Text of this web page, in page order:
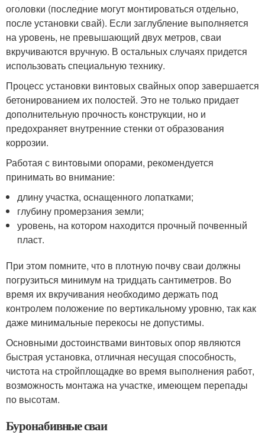
оголовки (последние могут монтироваться отдельно,
после установки свай). Если заглубление выполняется
на уровень, не превышающий двух метров, сваи
вкручиваются вручную. В остальных случаях придется
использовать специальную технику.
Процесс установки винтовых свайных опор завершается
бетонированием их полостей. Это не только придает
дополнительную прочность конструкции, но и
предохраняет внутренние стенки от образования
коррозии.
Работая с винтовыми опорами, рекомендуется
принимать во внимание:
длину участка, оснащенного лопатками;
глубину промерзания земли;
уровень, на котором находится прочный почвенный
пласт.
При этом помните, что в плотную почву сваи должны
погрузиться минимум на тридцать сантиметров. Во
время их вкручивания необходимо держать под
контролем положение по вертикальному уровню, так как
даже минимальные перекосы не допустимы.
Основными достоинствами винтовых опор являются
быстрая установка, отличная несущая способность,
чистота на стройплощадке во время выполнения работ,
возможность монтажа на участке, имеющем перепады
по высотам.
Буронабивные сваи